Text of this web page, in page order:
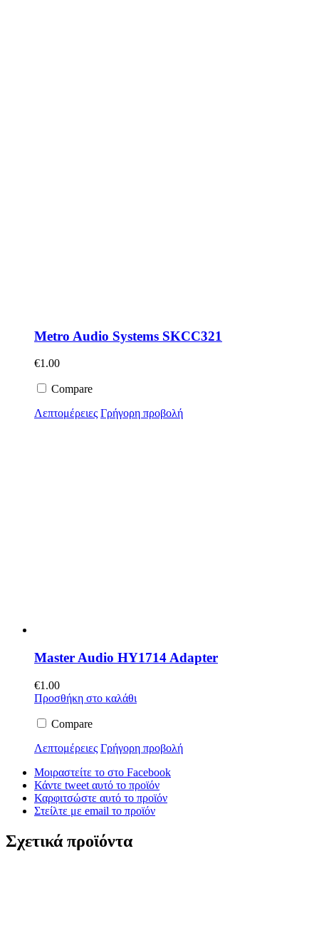
Metro Audio Systems SKCC321
€1.00
Compare
Λεπτομέρειες Γρήγορη προβολή
Master Audio HY1714 Adapter
€1.00
Προσθήκη στο καλάθι
Compare
Λεπτομέρειες Γρήγορη προβολή
Μοιραστείτε το στο Facebook
Κάντε tweet αυτό το προϊόν
Καρφιτσώστε αυτό το προϊόν
Στείλτε με email το προϊόν
Σχετικά προϊόντα